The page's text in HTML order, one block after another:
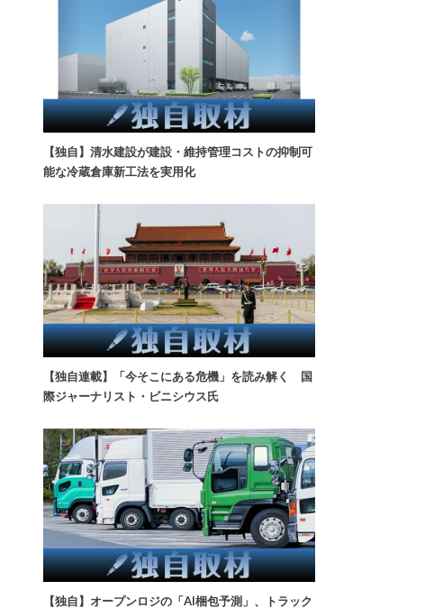
【独自】清水建設が建設・維持管理コストの抑制可
能な冷蔵倉庫新工法を実用化
【独自連載】「今そこにある危機」を読み解く 国
際ジャーナリスト・ビニシウス氏
【独自】オープンロジの「AI梱包予測」、トラック